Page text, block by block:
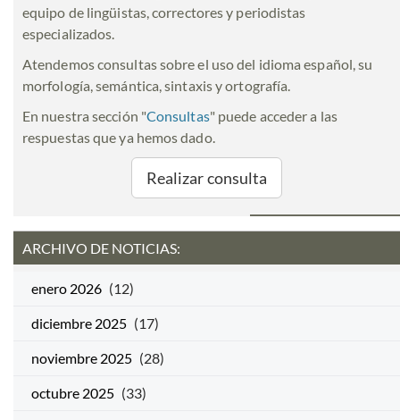
equipo de lingüistas, correctores y periodistas
especializados.
Atendemos consultas sobre el uso del idioma español, su
morfología, semántica, sintaxis y ortografía.
En nuestra sección "Consultas" puede acceder a las
respuestas que ya hemos dado.
Realizar consulta
ARCHIVO DE NOTICIAS:
enero 2026 (12)
diciembre 2025 (17)
noviembre 2025 (28)
octubre 2025 (33)